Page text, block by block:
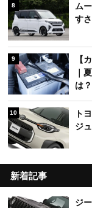
8
ム
す
9
【
｜
は
10
ト
ジ
新着記事
ジ